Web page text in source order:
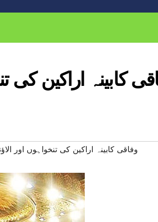
کابینہ اراکین
#وفاقی کابینہ اراکین کی تنخواہوں